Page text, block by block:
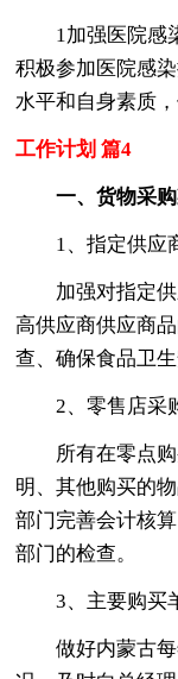
1加强医院感染
积极参加医院感
水平和自身素质
工作计划 篇4
一、货物采
1、指定供应
加强对指定供
高供应商供应商
查、确保食品卫生
2、零售店采
所有在零点购
明、其他购买的
部门完善会计核
部门的检查。
3、主要购买
做好内蒙古每